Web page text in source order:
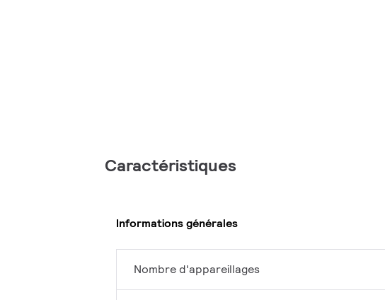
Caractéristiques
Informations générales
Nombre d'appareillages